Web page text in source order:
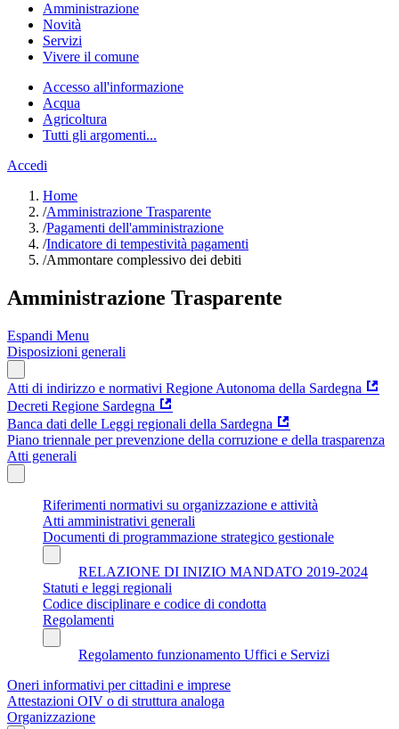
Amministrazione
Novità
Servizi
Vivere il comune
Accesso all'informazione
Acqua
Agricoltura
Tutti gli argomenti...
Accedi
Home
/Amministrazione Trasparente
/Pagamenti dell'amministrazione
/Indicatore di tempestività pagamenti
/Ammontare complessivo dei debiti
Amministrazione Trasparente
Espandi Menu
Disposizioni generali
Atti di indirizzo e normativi Regione Autonoma della Sardegna
Decreti Regione Sardegna
Banca dati delle Leggi regionali della Sardegna
Piano triennale per prevenzione della corruzione e della trasparenza
Atti generali
Riferimenti normativi su organizzazione e attività
Atti amministrativi generali
Documenti di programmazione strategico gestionale
RELAZIONE DI INIZIO MANDATO 2019-2024
Statuti e leggi regionali
Codice disciplinare e codice di condotta
Regolamenti
Regolamento funzionamento Uffici e Servizi
Oneri informativi per cittadini e imprese
Attestazioni OIV o di struttura analoga
Organizzazione